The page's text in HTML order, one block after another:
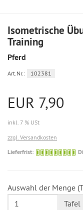
Isometrische
Training
Pferd
Art.Nr.: 102381
EUR 7,90
inkl. 7 % USt
zzgl. Versandkosten
Lieferfrist:
bis
2
Auswahl der Menge
Tafel